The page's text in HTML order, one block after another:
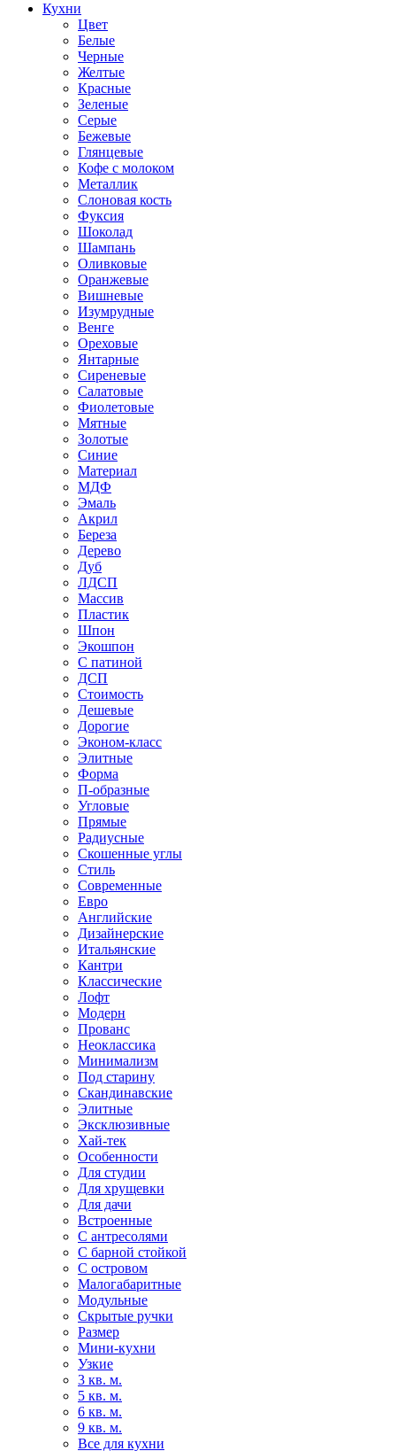
Кухни
Цвет
Белые
Черные
Желтые
Красные
Зеленые
Серые
Бежевые
Глянцевые
Кофе с молоком
Металлик
Слоновая кость
Фуксия
Шоколад
Шампань
Оливковые
Оранжевые
Вишневые
Изумрудные
Венге
Ореховые
Янтарные
Сиреневые
Салатовые
Фиолетовые
Мятные
Золотые
Синие
Материал
МДФ
Эмаль
Акрил
Береза
Дерево
Дуб
ЛДСП
Массив
Пластик
Шпон
Экошпон
С патиной
ДСП
Стоимость
Дешевые
Дорогие
Эконом-класс
Элитные
Форма
П-образные
Угловые
Прямые
Радиусные
Скошенные углы
Стиль
Современные
Евро
Английские
Дизайнерские
Итальянские
Кантри
Классические
Лофт
Модерн
Прованс
Неоклассика
Минимализм
Под старину
Скандинавские
Элитные
Эксклюзивные
Хай-тек
Особенности
Для студии
Для хрущевки
Для дачи
Встроенные
С антресолями
С барной стойкой
С островом
Малогабаритные
Модульные
Скрытые ручки
Размер
Мини-кухни
Узкие
3 кв. м.
5 кв. м.
6 кв. м.
9 кв. м.
Все для кухни